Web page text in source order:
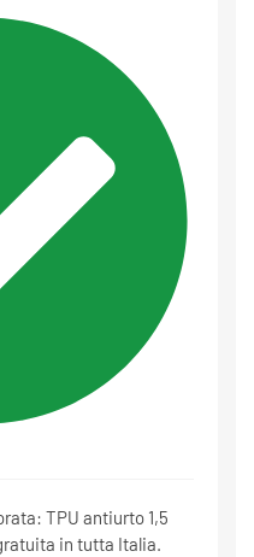
TPU antiurto 1,5
in tutta Italia.